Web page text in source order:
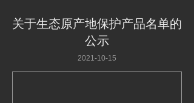
关于生态原产地保护产品名单的
公示
2021-10-15